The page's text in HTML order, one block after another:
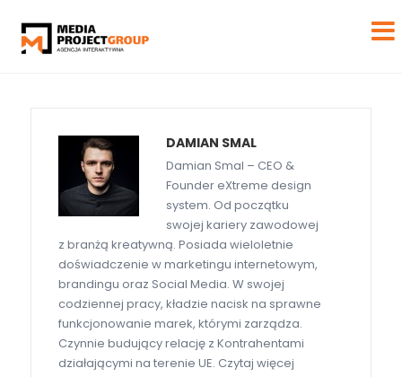
DAMIAN SMAL
Damian Smal – CEO &
Founder eXtreme design
system. Od początku
swojej kariery zawodowej
z branżą kreatywną. Posiada wieloletnie
doświadczenie w marketingu internetowym,
brandingu oraz Social Media. W swojej
codziennej pracy, kładzie nacisk na sprawne
funkcjonowanie marek, którymi zarządza.
Czynnie budujący relację z Kontrahentami
działającymi na terenie UE. Czytaj więcej